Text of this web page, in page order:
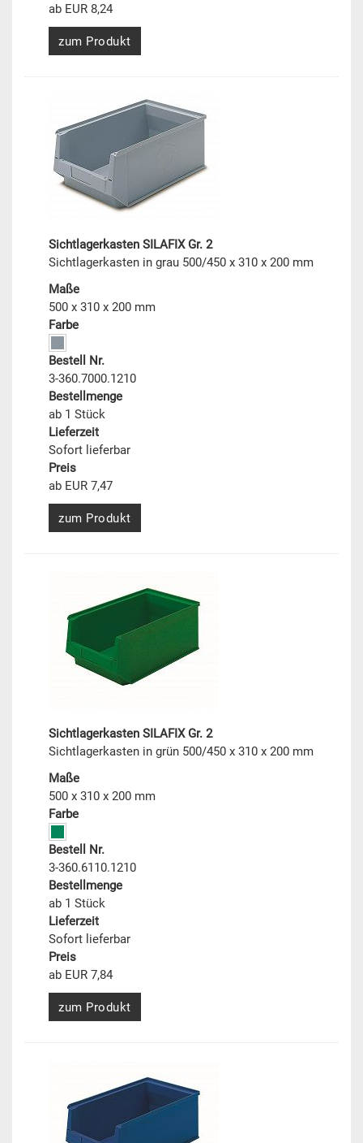
ab EUR 8,24
zum Produkt
Sichtlagerkasten SILAFIX Gr. 2
Sichtlagerkasten in grau 500/450 x 310 x 200 mm
Maße
500 x 310 x 200 mm
Farbe
Bestell Nr.
3-360.7000.1210
Bestellmenge
ab 1 Stück
Lieferzeit
Sofort lieferbar
Preis
ab EUR 7,47
zum Produkt
Sichtlagerkasten SILAFIX Gr. 2
Sichtlagerkasten in grün 500/450 x 310 x 200 mm
Maße
500 x 310 x 200 mm
Farbe
Bestell Nr.
3-360.6110.1210
Bestellmenge
ab 1 Stück
Lieferzeit
Sofort lieferbar
Preis
ab EUR 7,84
zum Produkt